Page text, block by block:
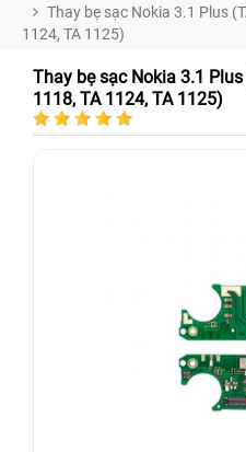
Thay bẹ sạc Nokia 3.1 Plus
1124, TA 1125)
Thay bẹ sạc Nokia 3.1
1118, TA 1124, TA 1125)